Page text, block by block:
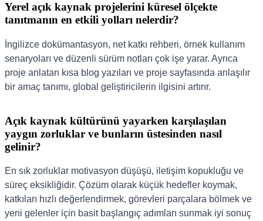
Yerel açık kaynak projelerini küresel ölçekte
tanıtmanın en etkili yolları nelerdir?
İngilizce dokümantasyon, net katkı rehberi, örnek kullanım
senaryoları ve düzenli sürüm notları çok işe yarar. Ayrıca
proje anlatan kısa blog yazıları ve proje sayfasında anlaşılır
bir amaç tanımı, global geliştiricilerin ilgisini artırır.
Açık kaynak kültürünü yayarken karşılaşılan
yaygın zorluklar ve bunların üstesinden nasıl
gelinir?
En sık zorluklar motivasyon düşüşü, iletişim kopukluğu ve
süreç eksikliğidir. Çözüm olarak küçük hedefler koymak,
katkıları hızlı değerlendirmek, görevleri parçalara bölmek ve
yeni gelenler için basit başlangıç adımları sunmak iyi sonuç